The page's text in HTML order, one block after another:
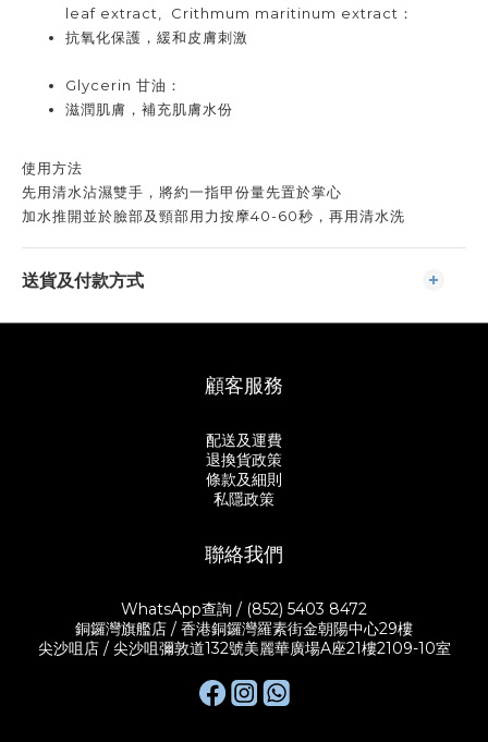
leaf extract, Crithmum maritinum extract：
抗氧化保護，緩和皮膚刺激
Glycerin 甘油：
滋潤肌膚，補充肌膚水份
使用方法
先用清水沾濕雙手，將約一指甲份量先置於掌心
加水推開並於臉部及頸部用力按摩40-60秒，再用清水洗
送貨及付款方式
顧客服務
配送及運費
退換貨政策
條款及細則
私隱政策
聯絡我們
WhatsApp查詢 / (852) 5403 8472
銅鑼灣旗艦店 / 香港銅鑼灣羅素街金朝陽中心29樓
尖沙咀店 / 尖沙咀彌敦道132號美麗華廣場A座21樓2109-10室